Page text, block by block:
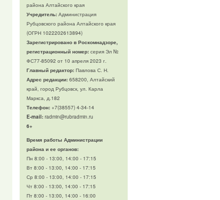
района Алтайского края
Учредитель:Администрация
Рубцовского района Алтайского края
(ОГРН 1022202613894)
Зарегистрировано в Роскомнадзоре,
регистрационный номер:серия Эл №
ФС77-85092 от 10 апреля 2023 г.
Главный редактор:Павлова С. Н.
Адрес редакции:658200, Алтайский
край, город Рубцовск, ул. Карла
Маркса, д.182
Телефон:+7(38557) 4-34-14
E-mail:radmin@rubradmin.ru
6+
Время работы Администрации
района и ее органов:
Пн 8:00 - 13:00, 14:00 - 17:15
Вт 8:00 - 13:00, 14:00 - 17:15
Ср 8:00 - 13:00, 14:00 - 17:15
Чт 8:00 - 13:00, 14:00 - 17:15
Пт 8:00 - 13:00, 14:00 - 16:00